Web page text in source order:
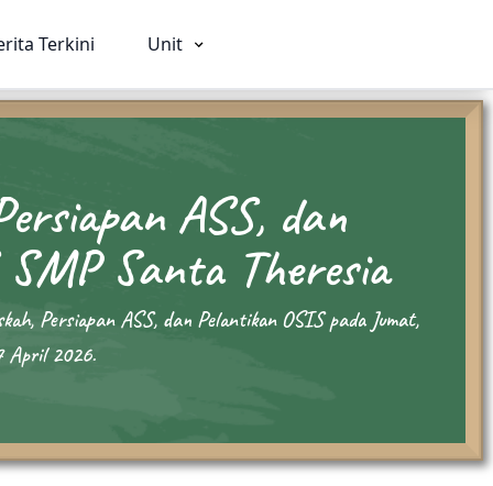
Terkini Unit
SMA
Beranda
Profil
Kegiatan
Beranda
Profil
Kegiatan
ASS, dan
Santa Theresia
Persiapan ASS, dan Pelantikan OSIS pada Jumat,
April 2026.